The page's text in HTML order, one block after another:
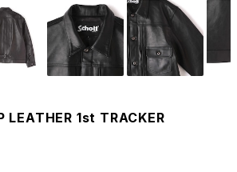
LEATHER 1st TRACKER